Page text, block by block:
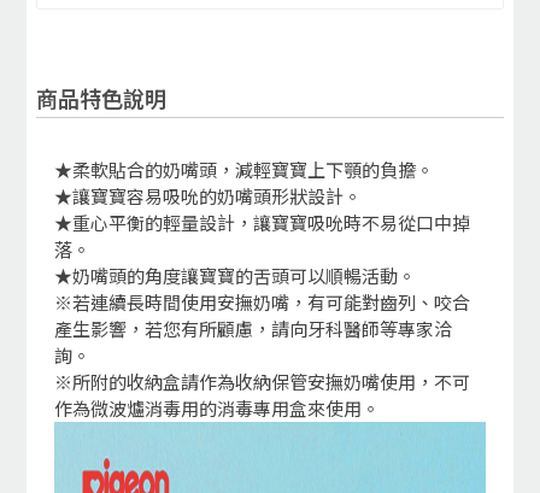
商品特色說明
★柔軟貼合的奶嘴頭，減輕寶寶上下顎的負擔。
★讓寶寶容易吸吮的奶嘴頭形狀設計。
★重心平衡的輕量設計，讓寶寶吸吮時不易從口中掉
落。
★奶嘴頭的角度讓寶寶的舌頭可以順暢活動。
※若連續長時間使用安撫奶嘴，有可能對齒列、咬合
產生影響，若您有所顧慮，請向牙科醫師等專家洽
詢。
※所附的收納盒請作為收納保管安撫奶嘴使用，不可
作為微波爐消毒用的消毒專用盒來使用。